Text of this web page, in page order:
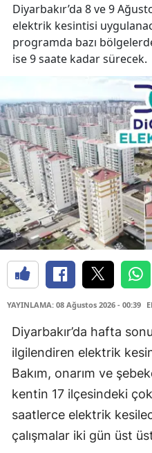
Diyarbakır’da 8 ve 9
elektrik kesintisi
programda bazı
ise 9 saate kadar sürecek.
YAYINLAMA: 08 Ağustos 2026 - 00:39
Diyarbakır’da hafta
ilgilendiren elektrik
Bakım, onarım ve
kentin 17 ilçesindeki
saatlerce elektrik
çalışmalar iki gün üst